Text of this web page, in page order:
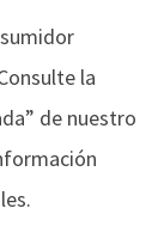
la
de nuestro